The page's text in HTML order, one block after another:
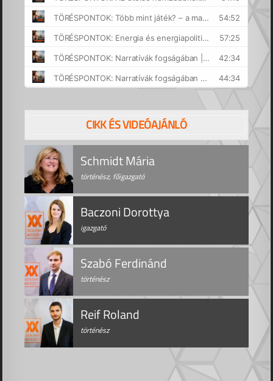
CIKK ÉS VIDEÓAJÁNLÓ
Schmidt Mária
történész, főigazgató
Baczoni Dorottya
igazgató
Szabó Ferdinánd
történész
Reif Roland
történész